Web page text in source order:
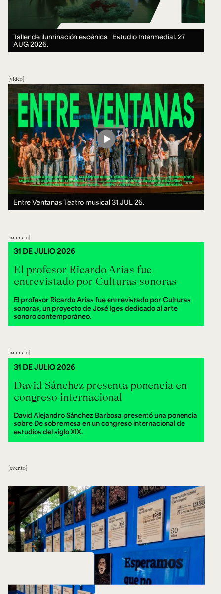
Taller de iluminación escénica : Estudio Intermedial.27
AUG 2026.
video
Entre Ventanas Teatro musical 31 JUL 26.
anuncio
El profesor Ricardo Arias fue
entrevistado por Culturas sonoras
El profesor Ricardo Arias fue entrevistado por Culturas
sonoras, un proyecto de José Iges dedicado al arte
sonoro contemporáneo.
31 DE JULIO 2026
anuncio
David Sánchez presenta ponencia en
congreso internacional
David Alejandro Sánchez Barbosa presentó una ponencia
sobre De sobremesa en un congreso internacional de
estudios del siglo XIX.
31 DE JULIO 2026
evento